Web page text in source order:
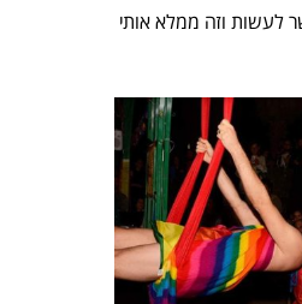
לעשות וזה ממלא אותי